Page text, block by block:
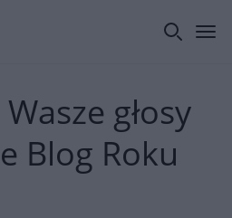
głosy
Blog Roku